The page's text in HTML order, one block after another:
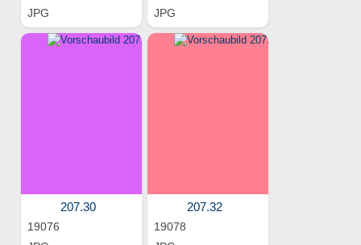
JPG
JPG
207.30
19076
207.32
19078